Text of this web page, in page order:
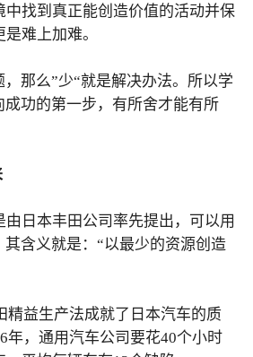
中找到真正能创造价值的活动并保
难上加难。
那么”少“就是解决办法。所以学
成功的第一步，有所舍才能有所
日本丰田公司率先提出，可以用
其含义就是：“以最少的资源创造
精益生产法成就了日本汽车的质
年，通用汽车公司要花40个小时